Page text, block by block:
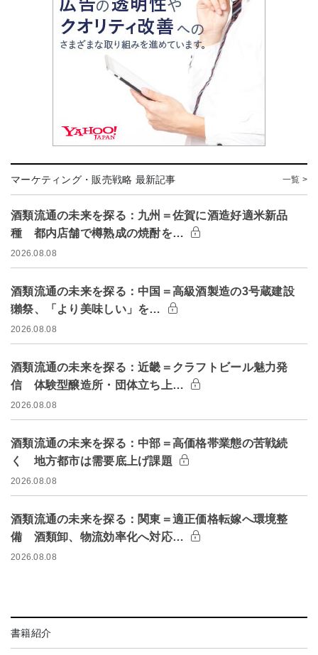
マーケティング・販売戦略 最新記事 一覧 >
酒類流通の未来を探る：九州＝佐賀に酒造好適米新品
種 都内店舗で樽熟成の焼酎を…
2026.08.08
酒類流通の未来を探る：中国＝高級酒製造の3号蔵建設
獺祭、「より美味しい」を…
2026.08.08
酒類流通の未来を探る：近畿＝クラフトビール魅力発
信 体験型醸造所・団体立ち上…
2026.08.08
酒類流通の未来を探る：中部＝高価格帯業態の苦戦続
く 地方都市は需要底上げ課題
2026.08.08
酒類流通の未来を探る：関東＝適正価格転嫁へ環境整
備 酒類卸、物流効率化へ対応…
2026.08.08
書籍紹介